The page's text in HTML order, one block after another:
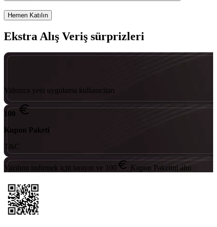
Hemen Katılın
Ekstra Alış Veriş sürprizleri
Yalnızca yeni uygulama kullanıcıları
100
Kupon Paketi
T&C
Yazılımı indirmek için tarayın ve 100 Kupon Paketini alın